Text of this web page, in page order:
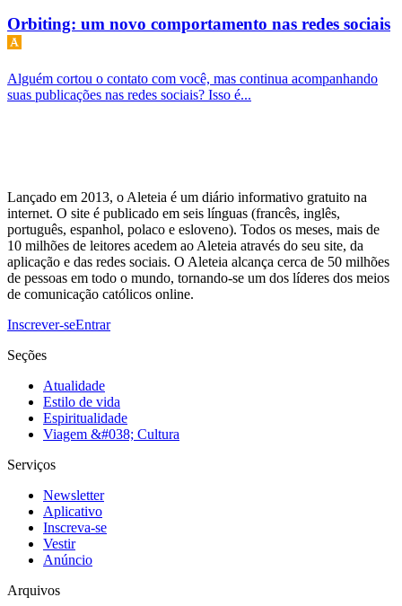
Orbiting: um novo comportamento nas redes sociais
Alguém cortou o contato com você, mas continua acompanhando
suas publicações nas redes sociais? Isso é...
Lançado em 2013, o Aleteia é um diário informativo gratuito na
internet. O site é publicado em seis línguas (francês, inglês,
português, espanhol, polaco e esloveno). Todos os meses, mais de
10 milhões de leitores acedem ao Aleteia através do seu site, da
aplicação e das redes sociais. O Aleteia alcança cerca de 50 milhões
de pessoas em todo o mundo, tornando-se um dos líderes dos meios
de comunicação católicos online.
Inscrever-seEntrar
Seções
Atualidade
Estilo de vida
Espiritualidade
Viagem &#038; Cultura
Serviços
Newsletter
Aplicativo
Inscreva-se
Vestir
Anúncio
Arquivos